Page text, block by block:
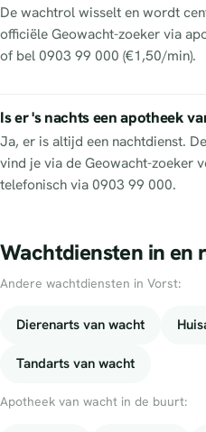
De wachtrol wisselt en wordt
officiële Geowacht-zoeker via
of bel 0903 99 000 (€1,50/min).
Is er 's nachts een apotheek
Ja, er is altijd een nachtdienst.
vind je via de Geowacht-zoeker
telefonisch via 0903 99 000.
Wachtdiensten in en
Andere wachtdiensten in Vorst:
Dierenarts van wacht
Tandarts van wacht
Apotheek van wacht in de buurt: